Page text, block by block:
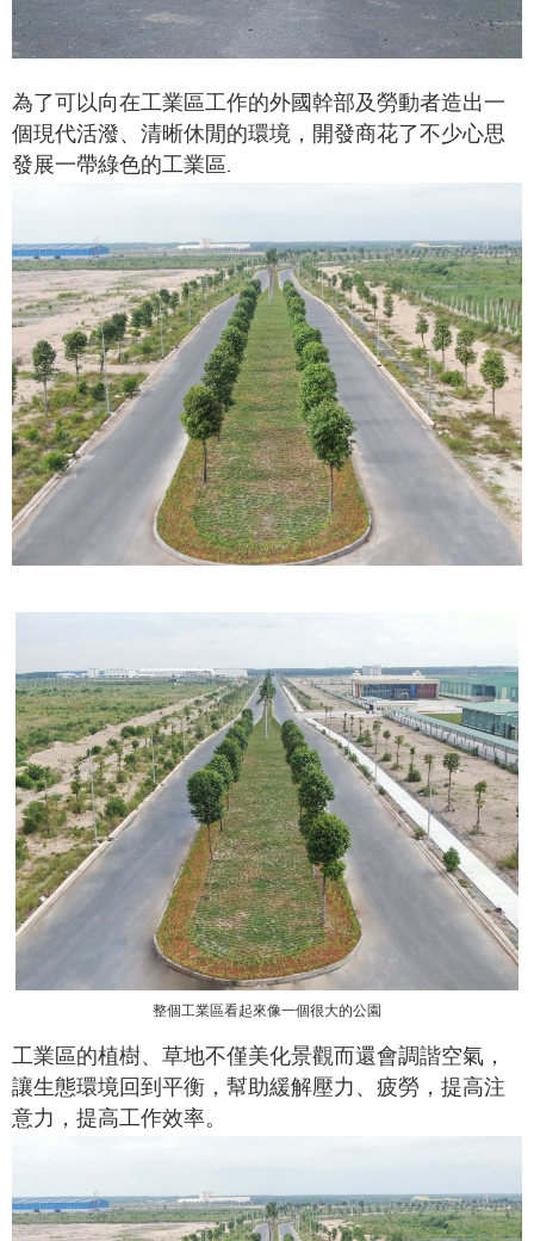
為了可以向在工業區工作的外國幹部及勞動者造出一
個現代活潑、清晰休閒的環境，開發商花了不少心思
發展一帶綠色的工業區.
整個工業區看起來像一個很大的公園
工業區的植樹、草地不僅美化景觀而還會調諧空氣，
讓生態環境回到平衡，幫助緩解壓力、疲勞，提高注
意力，提高工作效率。